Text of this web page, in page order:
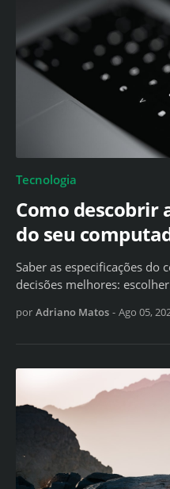
Tecnologia
Como descobrir
do seu
Saber as especificações
decisões melhores:
por Adriano Matos - Ago 05,